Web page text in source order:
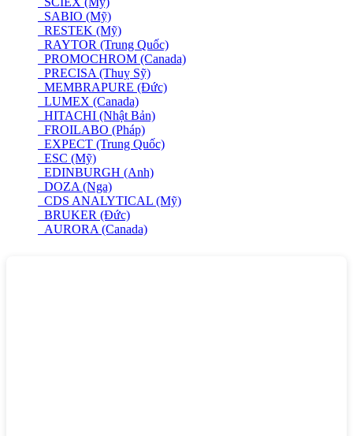
SABIO (Mỹ)
RESTEK (Mỹ)
RAYTOR (Trung Quốc)
PROMOCHROM (Canada)
PRECISA (Thuỵ Sỹ)
MEMBRAPURE (Đức)
LUMEX (Canada)
HITACHI (Nhật Bản)
FROILABO (Pháp)
EXPECT (Trung Quốc)
ESC (Mỹ)
EDINBURGH (Anh)
DOZA (Nga)
CDS ANALYTICAL (Mỹ)
BRUKER (Đức)
AURORA (Canada)